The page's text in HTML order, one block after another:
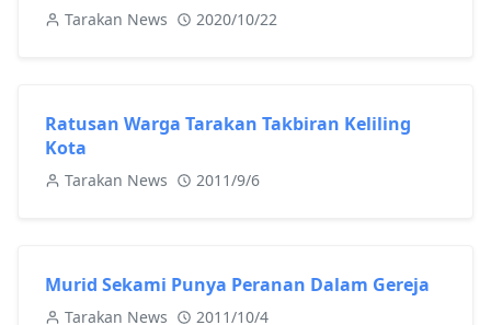
Tarakan News 2020/10/22
Ratusan Warga Tarakan Takbiran Keliling
Kota
Tarakan News 2011/9/6
Murid Sekami Punya Peranan Dalam Gereja
Tarakan News 2011/10/4